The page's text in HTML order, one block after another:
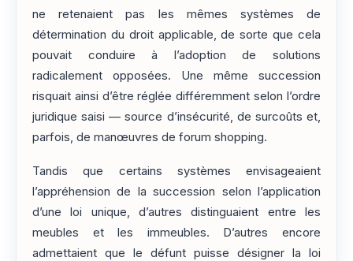
ne retenaient pas les mêmes systèmes de
détermination du droit applicable, de sorte que cela
pouvait conduire à l’adoption de solutions
radicalement opposées. Une même succession
risquait ainsi d’être réglée différemment selon l’ordre
juridique saisi — source d’insécurité, de surcoûts et,
parfois, de manœuvres de forum shopping.
Tandis que certains systèmes envisageaient
l’appréhension de la succession selon l’application
d’une loi unique, d’autres distinguaient entre les
meubles et les immeubles. D’autres encore
admettaient que le défunt puisse désigner la loi